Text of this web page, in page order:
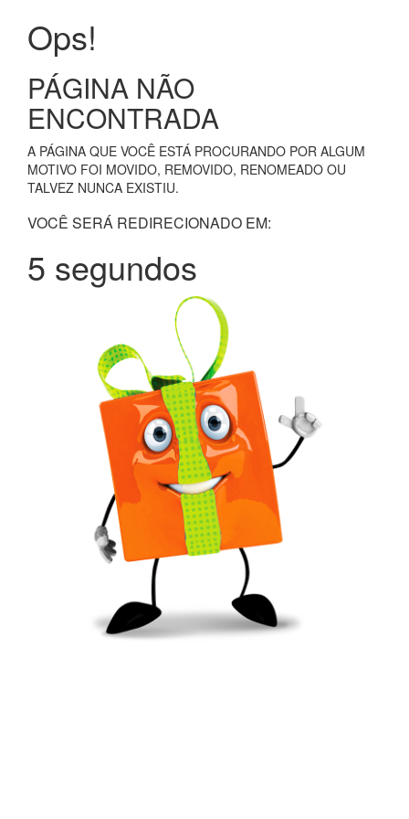
Ops!
PÁGINA NÃO
ENCONTRADA
A PÁGINA QUE VOCÊ ESTÁ PROCURANDO POR ALGUM
MOTIVO FOI MOVIDO, REMOVIDO, RENOMEADO OU
TALVEZ NUNCA EXISTIU.
VOCÊ SERÁ REDIRECIONADO EM:
5 segundos